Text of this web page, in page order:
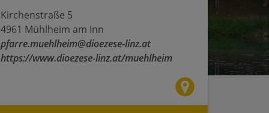
Kirchenstraße 5
4961 Mühlheim am Inn
pfarre.muehlheim@dioezese-linz.at
https://www.dioezese-linz.at/muehlheim